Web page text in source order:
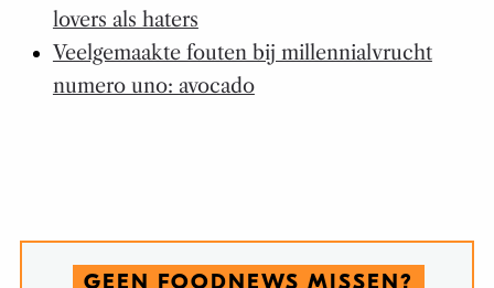
lovers als haters
Veelgemaakte fouten bij millennialvrucht
numero uno: avocado
GEEN FOODNEWS MISSEN?